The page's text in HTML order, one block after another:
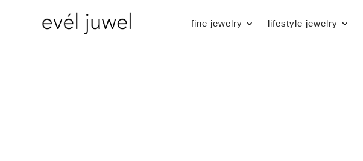
fine jewelry lifestyle jewelry